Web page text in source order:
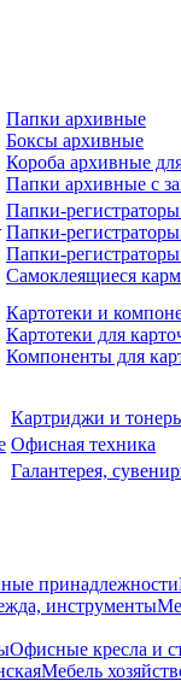
Папки архивные
Боксы архивные
Короба архивные
Папки архивные с
Папки-
Папки-
Папки-
Самоклеящиеся
Картотеки и
Картотеки для
Компоненты для
Картриджи и
Офисная техника
Галантерея,
принадлежности
инструменты
Офисные кресла и
Мебель